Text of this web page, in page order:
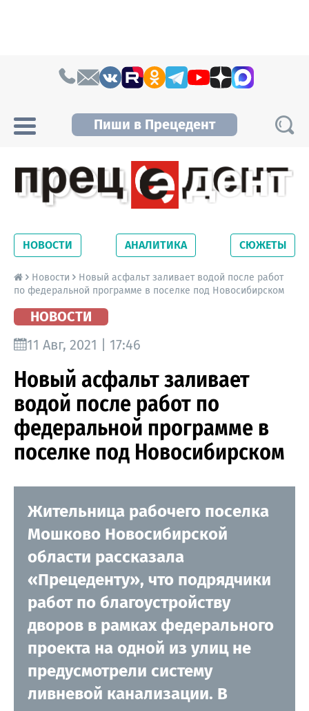
Пиши в Прецедент
Новосибирской области. Читайте свежие
новости на сайте сетевого издания
Precedent.
НОВОСТИ АНАЛИТИКА СЮЖЕТЫ
Новости
Новый асфальт заливает водой после работ
по федеральной программе в поселке под Новосибирском
НОВОСТИ
11 Авг, 2021 | 17:46
Новый асфальт заливает
водой после работ по
федеральной программе в
поселке под Новосибирском
Жительница рабочего поселка
Мошково Новосибирской
области рассказала
«Прецеденту», что подрядчики
работ по благоустройству
дворов в рамках федерального
проекта на одной из улиц не
предусмотрели систему
ливневой канализации. В